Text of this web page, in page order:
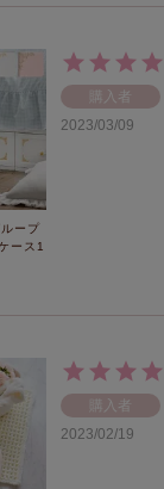
ループ
ース1
購入者
2023/03/09
購入者
2023/02/19